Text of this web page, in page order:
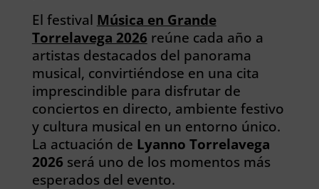
El festival Música en Grande
Torrelavega 2026 reúne cada año a
artistas destacados del panorama
musical, convirtiéndose en una cita
imprescindible para disfrutar de
conciertos en directo, ambiente festivo
y cultura musical en un entorno único.
La actuación de Lyanno Torrelavega
2026 será uno de los momentos más
esperados del evento.